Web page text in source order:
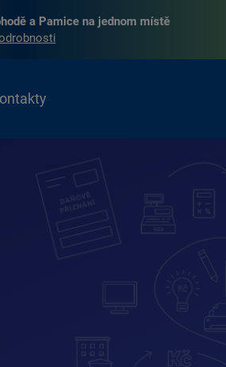
a Pamice na jednom místě